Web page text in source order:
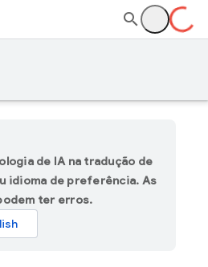
de IA na tradução de
idioma de preferência. As
ter erros.